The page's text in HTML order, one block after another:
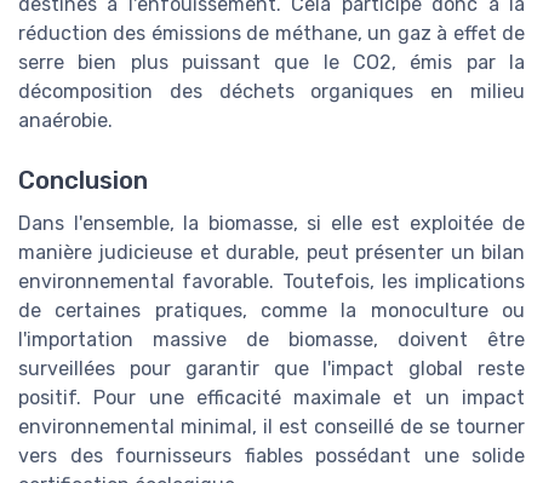
destinés à l'enfouissement. Cela participe donc à la
réduction des émissions de méthane, un gaz à effet de
serre bien plus puissant que le CO2, émis par la
décomposition des déchets organiques en milieu
anaérobie.
Conclusion
Dans l'ensemble, la biomasse, si elle est exploitée de
manière judicieuse et durable, peut présenter un bilan
environnemental favorable. Toutefois, les implications
de certaines pratiques, comme la monoculture ou
l'importation massive de biomasse, doivent être
surveillées pour garantir que l'impact global reste
positif. Pour une efficacité maximale et un impact
environnemental minimal, il est conseillé de se tourner
vers des fournisseurs fiables possédant une solide